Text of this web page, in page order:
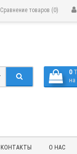
Сравнение товаров (0)
0
на
КОНТАКТЫ О НАС